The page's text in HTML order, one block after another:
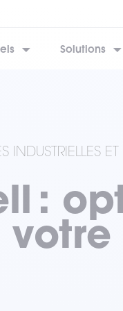
Solutions
INDUSTRIELLES
: